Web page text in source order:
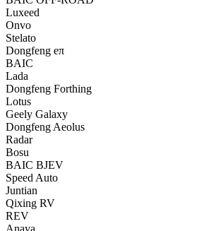
Luxeed
Onvo
Stelato
Dongfeng eπ
BAIC
Lada
Dongfeng Forthing
Lotus
Geely Galaxy
Dongfeng Aeolus
Radar
Bosu
BAIC BJEV
Speed Auto
Juntian
Qixing RV
REV